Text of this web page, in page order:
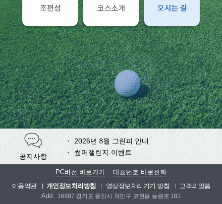
공지사항
2026년 8월 그린피 안내
썸머챌린지 이벤트
여경옥 셰프 추천 여름 보양식 출시
(롱기스트 이벤트)천하장타 대회
PC버전 바로가기
대표번호 바로전화
이용약관
개인정보처리방침 영상정보처리기기 방침
고객의말씀
Add.
16887 경기도 용인시 처인구 모현읍 능원로 181